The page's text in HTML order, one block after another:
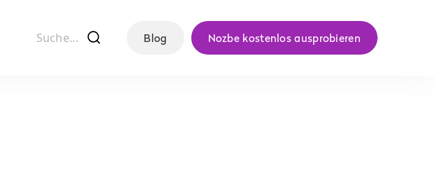
f Blog Nozbe kostenlos ausprobieren